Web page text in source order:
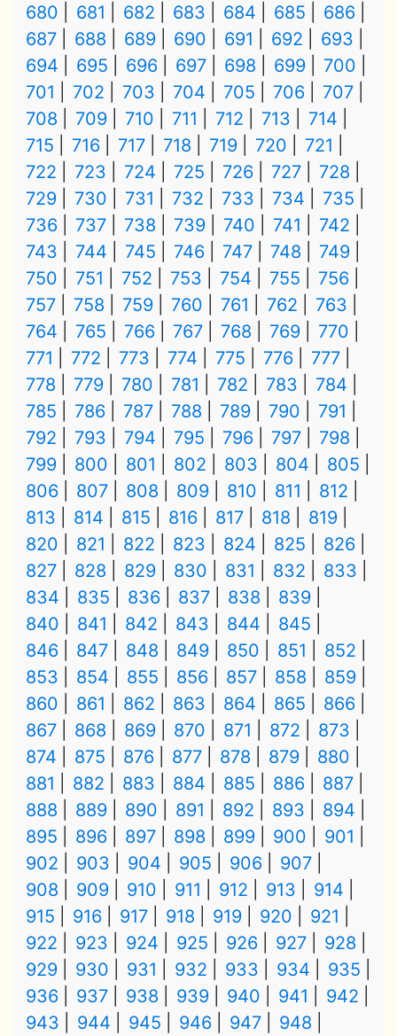
680
681 682 683 684 685
686
687
688 689 690 691 692
693
694
695 696 697 698 699
700
701
702 703 704 705 706
707
708
709 710 711 712 713
714
715
716 717 718 719 720
721
722
723 724 725 726 727
728
729
730 731 732 733 734
735
736
737 738 739 740 741
742
743
744 745 746 747 748
749
750
751 752 753 754 755
756
757
758 759 760 761 762
763
764
765 766 767 768 769
770
771
772 773 774 775 776
777
778
779 780 781 782 783
784
785
786 787 788 789 790
791
792
793 794 795 796 797
798
799
800 801 802 803 804
805
806
807 808 809 810 811
812
813
814 815 816 817 818
819
820
821 822 823 824 825
826
827
828 829 830 831 832
833
834
835 836 837 838
839
840
841 842 843 844
845
846
847 848 849 850 851
852
853
854 855 856 857 858
859
860
861 862 863 864 865
866
867
868 869 870 871 872
873
874
875 876 877 878 879
880
881
882 883 884 885 886
887
888
889 890 891 892 893
894
895
896 897 898 899 900
901
902
903 904 905 906
907
908
909 910 911 912 913
914
915
916 917 918 919 920
921
922
923 924 925 926 927
928
929
930 931 932 933 934
935
936
937 938 939 940 941
942
943
944 945 946 947
948